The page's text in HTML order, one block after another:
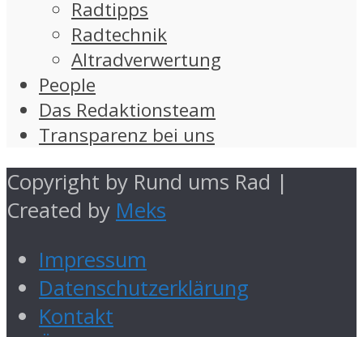
Radtipps
Radtechnik
Altradverwertung
People
Das Redaktionsteam
Transparenz bei uns
Copyright by Rund ums Rad |
Created by Meks
Impressum
Datenschutzerklärung
Kontakt